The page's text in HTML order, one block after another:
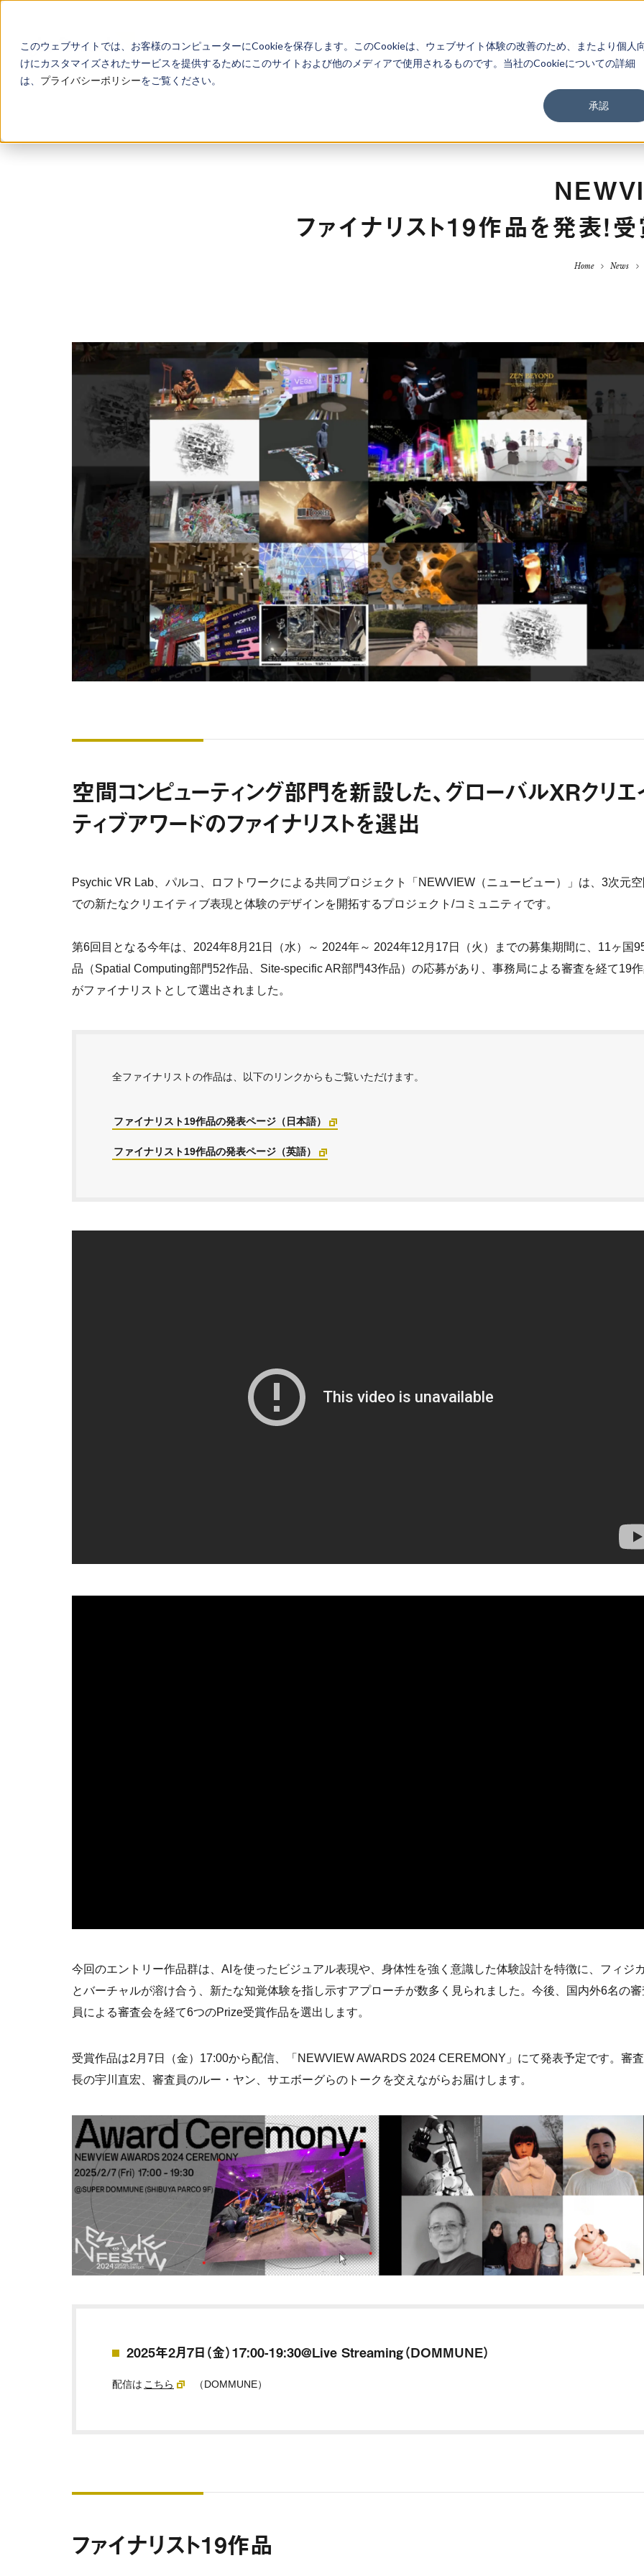
このウェブサイトでは、お客様のコンピューターにCookieを保存します。このCookieは、ウェブサイト体験の改善のため、またより個人
けにカスタマイズされたサービスを提供するためにこのサイトおよび他のメディアで使用されるものです。当社のCookieについての詳細
は、 プライバシーポリシーをご覧ください。
承認
About Service Work Findings
ファイナリスト19作品を発表
Home News
空間コンピューティング部門を新設した、グローバルXRクリエ
ティブアワードのファイナリストを選出
Psychic VR Lab、パルコ、ロフトワークによる共同プロジェクト「NEWVIEW（ニュービュー）」は、3次元
での新たなクリエイティブ表現と体験のデザインを開拓するプロジェクト/コミュニティです。
第6回目となる今年は、2024年8月21日（水）～ 2024年～ 2024年12月17日（火）までの募集期間に、11ヶ国
品（Spatial Computing部門52作品、Site-specific AR部門43作品）の応募があり、事務局による審査を経て19
がファイナリストとして選出されました。
全ファイナリストの作品は、以下のリンクからもご覧いただけます。
ファイナリスト19作品の発表ページ（日本語）
ファイナリスト19作品の発表ページ（英語）
今回のエントリー作品群は、AIを使ったビジュアル表現や、身体性を強く意識した体験設計を特徴に、フィジ
とバーチャルが溶け合う、新たな知覚体験を指し示すアプローチが数多く見られました。今後、国内外6名の審
員による審査会を経て6つのPrize受賞作品を選出します。
受賞作品は2月7日（金）17:00から配信、「NEWVIEW AWARDS 2024 CEREMONY」にて発表予定です。審
長の宇川直宏、審査員のルー・ヤン、サエボーグらのトークを交えながらお届けします。
2025年2月7日（金）17:00-19:30@Live Streaming（DOMMUNE）
配信は こちら （DOMMUNE）
ファイナリスト19作品